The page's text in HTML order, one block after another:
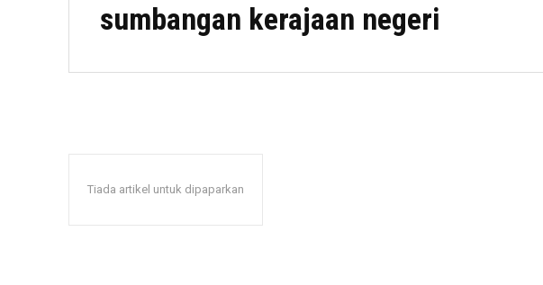
sumbangan kerajaan negeri
Tiada artikel untuk dipaparkan